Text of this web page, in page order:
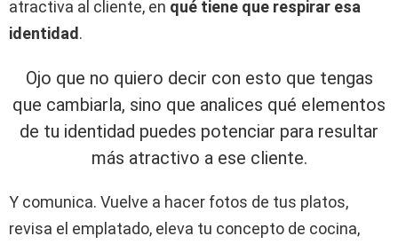
atractiva al cliente, en qué tiene que respirar esa
identidad.
Ojo que no quiero decir con esto que tengas
que cambiarla, sino que analices qué elementos
de tu identidad puedes potenciar para resultar
más atractivo a ese cliente.
Y comunica. Vuelve a hacer fotos de tus platos,
revisa el emplatado, eleva tu concepto de cocina,